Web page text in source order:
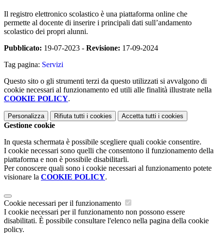
Il registro elettronico scolastico è una piattaforma online che
permette al docente di inserire i principali dati sull’andamento
scolastico dei propri alunni.
Pubblicato: 19-07-2023 - Revisione: 17-09-2024
Tag pagina: Servizi
Questo sito o gli strumenti terzi da questo utilizzati si avvalgono di
cookie necessari al funzionamento ed utili alle finalità illustrate nella
COOKIE POLICY.
Personalizza Rifiuta tutti i cookies Accetta tutti i cookies
Gestione cookie
In questa schermata è possibile scegliere quali cookie consentire.
I cookie necessari sono quelli che consentono il funzionamento della
piattaforma e non è possibile disabilitarli.
Per conoscere quali sono i cookie necessari al funzionamento potete
visionare la COOKIE POLICY.
Cookie necessari per il funzionamento
I cookie necessari per il funzionamento non possono essere
disabilitati. È possibile consultare l'elenco nella pagina della cookie
policy.